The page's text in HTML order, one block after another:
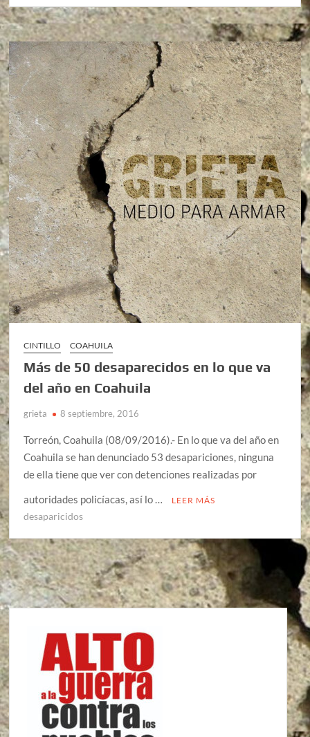
CINTILLO COAHUILA
Más de 50 desaparecidos en lo que va
del año en Coahuila
grieta 8 septiembre, 2016
Torreón, Coahuila (08/09/2016).- En lo que va del año en
Coahuila se han denunciado 53 desapariciones, ninguna
de ella tiene que ver con detenciones realizadas por
autoridades policíacas, así lo …
LEER MÁS
desaparicidos